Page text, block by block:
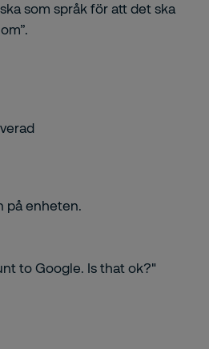
som språk för att det ska
på enheten.
to Google. Is that ok?"